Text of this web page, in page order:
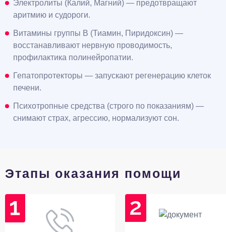
Электролиты (Калий, Магний) — предотвращают
аритмию и судороги.
Витамины группы В (Тиамин, Пиридоксин) —
восстанавливают нервную проводимость,
профилактика полинейропатии.
Гепатопротекторы — запускают регенерацию клеток
печени.
Психотропные средства (строго по показаниям) —
снимают страх, агрессию, нормализуют сон.
Этапы оказания помощи